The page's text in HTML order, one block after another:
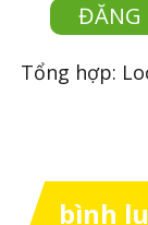
ĐĂNG
Tổng hợp:
bình